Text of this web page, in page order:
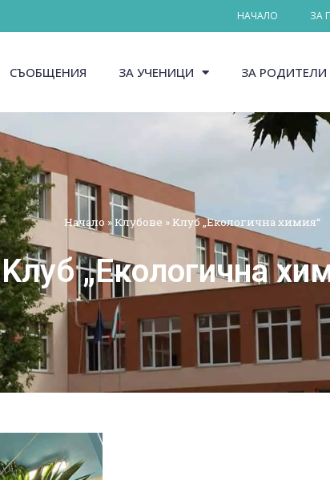
НАЧАЛО ЗА
СЪОБЩЕНИЯ ЗА УЧЕНИЦИ ЗА РОДИТЕЛИ
Начало »Клубове » Kлуб „Екологична химия“
Kлуб „Екологична